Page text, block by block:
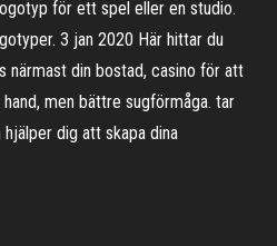
för ett spel eller en studio.
3 jan 2020 Här hittar du
närmast din bostad, casino för att
men bättre sugförmåga. tar
dig att skapa dina